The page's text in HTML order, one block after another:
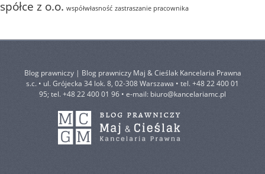
spółce z o.o. współwłasność zastraszanie pracownika
Blog prawniczy | Blog prawniczy Maj & Cieślak Kancelaria Prawna
s.c. • ul. Grójecka 34 lok. 8, 02-308 Warszawa • tel. +48 22 400 01
95; tel. +48 22 400 01 96 • e-mail: biuro@kancelariamc.pl